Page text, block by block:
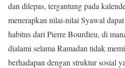
dan dilepas, tergantung pada
menerapkan nilai-nilai Syawal
habitus dari Pierre Bourdieu, di
dialami selama Ramadan tidak
berhadapan dengan struktur sosial